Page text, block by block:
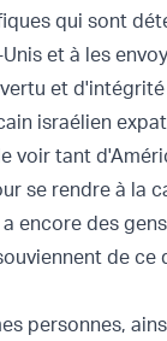
qui sont
et à les
et
israélien
voir tant
se rendre à la
encore des
de ce
personnes,